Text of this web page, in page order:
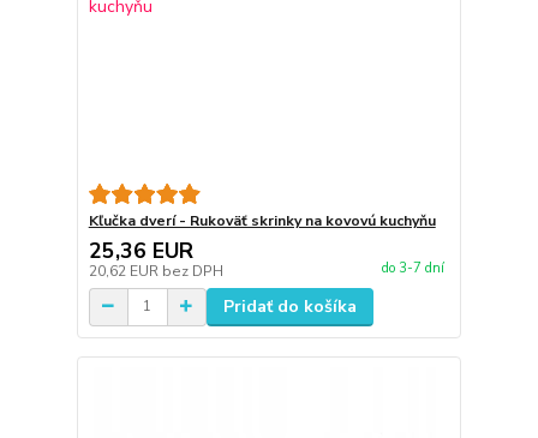
Kľučka dverí - Rukoväť skrinky na kovovú kuchyňu
25,36 EUR
20,62 EUR bez DPH do 3-7 dní
Pridať do košíka